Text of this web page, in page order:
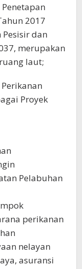
2017
dan
merupakan
laut;
Proyek
Pelabuhan
perikanan
nelayan
asuransi